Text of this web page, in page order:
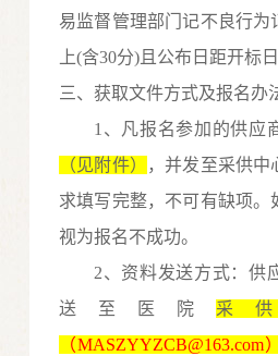
易监督管理部门记不良行为
上(含30分)且公布日距开标日
三、获取文件方式及报名办
1、 凡报名参加的供应
（见附件）
，并发至采供
求填写完整，不可有缺项。
视为报名不成功。
2、资料发送方式：供
送至医院 采
（MASZYYZCB@163.com）